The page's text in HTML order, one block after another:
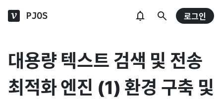
PJOS 로그인
대용량 텍스트 검색 및 전송
최적화 엔진 (1) 환경 구축 및